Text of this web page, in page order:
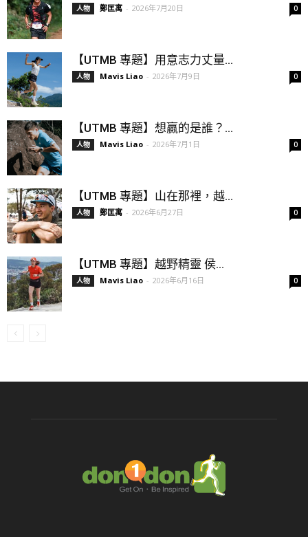
人物 鄭匡寓 - 2026年7月20日 0
【UTMB 專題】用意志力丈量...
人物 Mavis Liao - 2026年7月9日 0
【UTMB 專題】想贏的是誰？...
人物 Mavis Liao - 2026年7月1日 0
【UTMB 專題】山在那裡，越...
人物 鄭匡寓 - 2026年6月27日 0
【UTMB 專題】越野精靈 侯...
人物 Mavis Liao - 2026年6月16日 0